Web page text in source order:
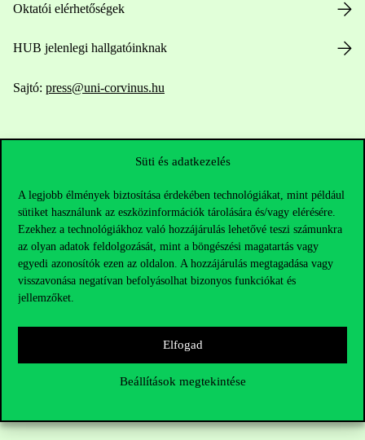
Süti és adatkezelés
A legjobb élmények biztosítása érdekében technológiákat, mint például
sütiket használunk az eszközinformációk tárolására és/vagy elérésére.
Ezekhez a technológiákhoz való hozzájárulás lehetővé teszi számunkra
az olyan adatok feldolgozását, mint a böngészési magatartás vagy
egyedi azonosítók ezen az oldalon. A hozzájárulás megtagadása vagy
visszavonása negatívan befolyásolhat bizonyos funkciókat és
jellemzőket.
Elfogad
Beállítások megtekintése
Oktatói elérhetőségek
HUB jelenlegi hallgatóinknak
Sajtó: press@uni-corvinus.hu
Hasznos linkek
Nyitvatartás
Házirend